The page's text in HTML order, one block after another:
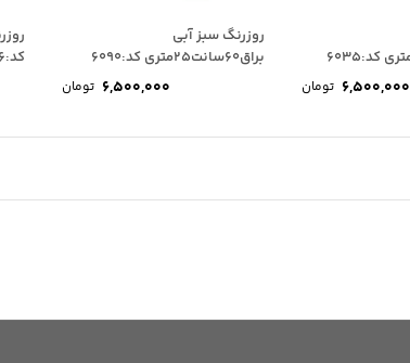
6,500,000 تومان
روزرنگ سبز آبی
براق60سانت25متری کد:6090
6,500,000 تومان
کد:6066